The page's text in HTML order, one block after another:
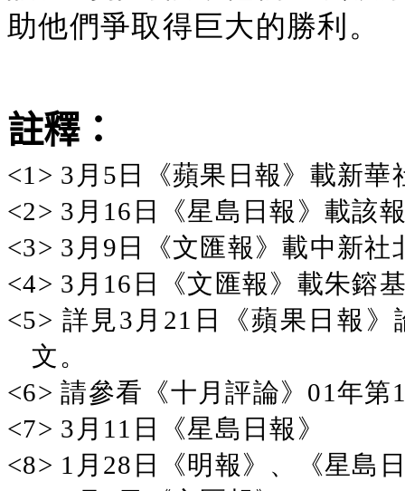
助他們爭取得巨大的勝利。
註釋：
<1> 3月5日《蘋果日報》載新華
<2> 3月16日《星島日報》載該
<3> 3月9日《文匯報》載中新社
<4> 3月16日《文匯報》載朱鎔
<5> 詳見3月21日《蘋果日報
文。
<6> 請參看《十月評論》01年第
<7> 3月11日《星島日報》
<8> 1月28日《明報》、《星島